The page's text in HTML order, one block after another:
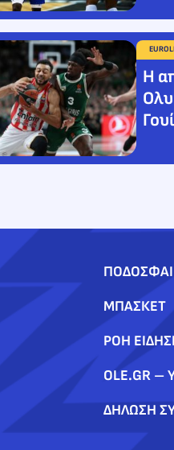
Η
ΜΠΑΣΚΕΤ
ΡΟΗ
OLE.GR –
ΔΗΛΩΣΗ